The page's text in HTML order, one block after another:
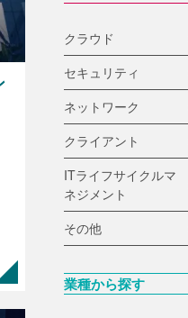
クラウド
セキュリティ
ネットワーク
クライアント
ITライフサイクルマ
ネジメント
その他
業種から探す